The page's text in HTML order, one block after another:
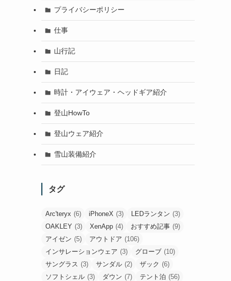
プライバシーポリシー
仕事
山行記
日記
時計・アイウェア・ヘッドギア紹介
登山HowTo
登山ウェア紹介
雪山装備紹介
タグ
Arc'teryx (6) iPhoneX (3) LEDランタン (3)
OAKLEY (3) XenApp (4) おすすめ記事 (9)
アイゼン (5) アウトドア (106)
インサレーションウェア (3) グローブ (10)
サングラス (3) サンダル (2) ザック (6)
ソフトシェル (3) ダウン (7) テント泊 (56)